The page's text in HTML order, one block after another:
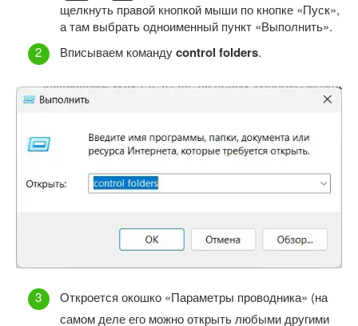
щелкнуть правой кнопкой мыши по кнопке «Пуск»,
а там выбрать одноименный пункт «Выполнить».
Вписываем командуcontrol folders.
Откроется окошко «Параметры проводника» (на
самом деле его можно открыть любыми другими